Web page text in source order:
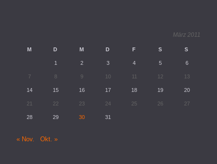
März 2011
M D M D F S S
1 2 3 4 5 6
7 8 9 10 11 12 13
14 15 16 17 18 19 20
21 22 23 24 25 26 27
28 29 30 31
« Nov. Okt. »